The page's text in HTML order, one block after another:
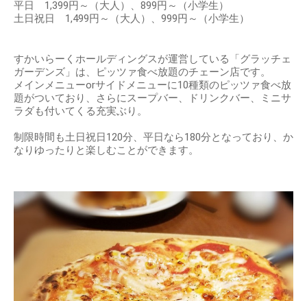
平日 1,399円～（大人）、899円～（小学生）
土日祝日 1,499円～（大人）、999円～（小学生）
すかいらーくホールディングスが運営している「グラッチェ
ガーデンズ」は、ピッツァ食べ放題のチェーン店です。
メインメニューorサイドメニューに10種類のピッツァ食べ放
題がついており、さらにスープバー、ドリンクバー、ミニサ
ラダも付いてくる充実ぶり。
制限時間も土日祝日120分、平日なら180分となっており、か
なりゆったりと楽しむことができます。